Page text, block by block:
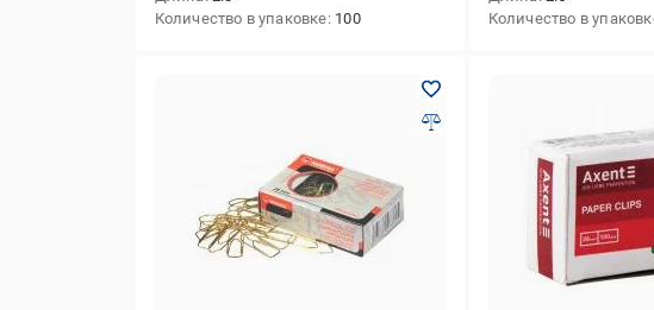
Количество в упаковке 100
Количество в